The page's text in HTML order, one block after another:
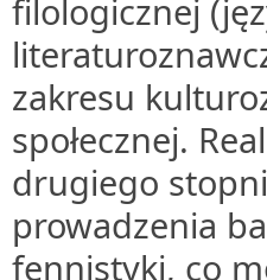
filologicznej
zakresu
społecznej.
drugiego
prowadzenia
fennistyki, co